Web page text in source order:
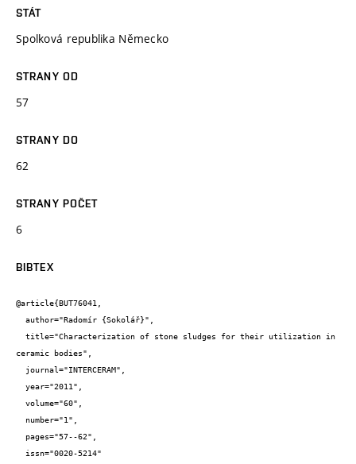
STÁT
Spolková republika Německo
STRANY OD
57
STRANY DO
62
STRANY POČET
6
BIBTEX
@article{BUT76041,
ceramic bodies",